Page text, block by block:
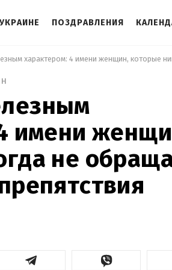
ПОЗДРАВЛЕНИЯ
имени
не